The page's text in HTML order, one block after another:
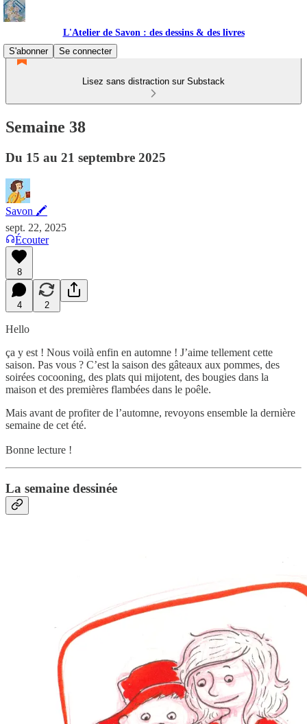
L'Atelier de Savon : des dessins & des livres
S'abonner
Se connecter
Lisez sans distraction sur Substack
Semaine 38
Du 15 au 21 septembre 2025
Savon 🖍
sept. 22, 2025
Écouter
8
4 2
Hello
ça y est ! Nous voilà enfin en automne ! J’aime tellement cette
saison. Pas vous ? C’est la saison des gâteaux aux pommes, des
soirées cocooning, des plats qui mijotent, des bougies dans la
maison et des premières flambées dans le poêle.
Mais avant de profiter de l’automne, revoyons ensemble la dernière
semaine de cet été.
Bonne lecture !
La semaine dessinée